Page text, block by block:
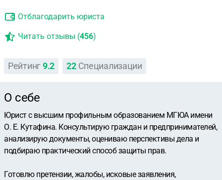
Отблагодарить юриста
Читать отзывы (456)
9.2
Рейтинг 22 Специализации
О себе
Юрист с высшим профильным образованием МГЮА имени
О. Е. Кутафина. Консультирую граждан и предпринимателей,
анализирую документы, оцениваю перспективы дела и
подбираю практический способ защиты прав.
Готовлю претензии, жалобы, исковые заявления,